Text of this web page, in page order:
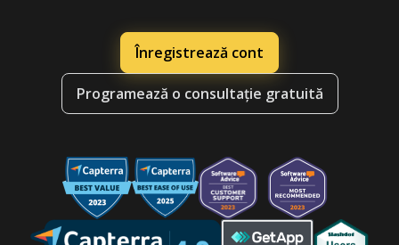
Înregistrează cont
Programează o consultație gratuită